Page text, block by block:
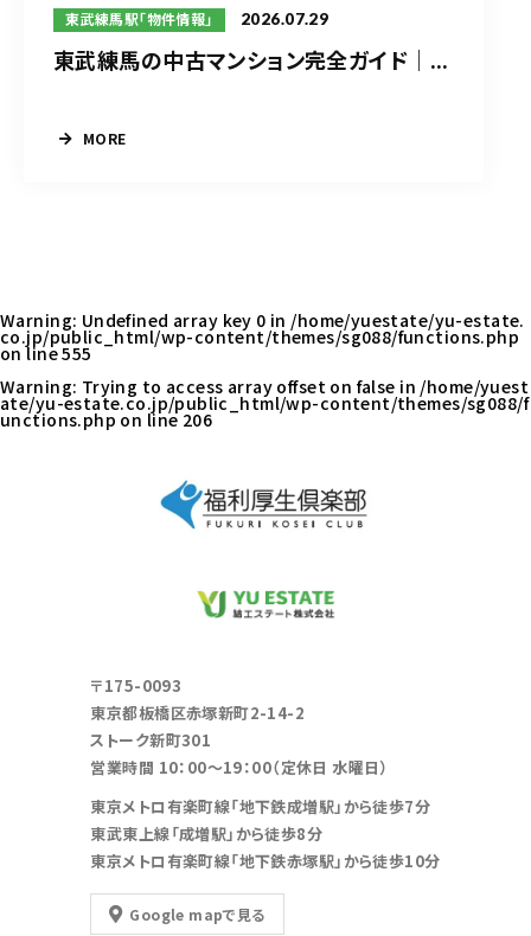
東武練馬駅「物件情報」 2026.07.29
東武練馬の中古マンション完全ガイド｜...
MORE
Warning: Undefined array key 0 in /home/yuestate/yu-estate.
co.jp/public_html/wp-content/themes/sg088/functions.php
on line555
Warning: Trying to access array offset on false in /home/yuest
ate/yu-estate.co.jp/public_html/wp-content/themes/sg088/f
unctions.php on line 206
〒175-0093
東京都板橋区赤塚新町2-14-2
ストーク新町301
営業時間 10：00～19：00（定休日 水曜日）
東京メトロ有楽町線「地下鉄成増駅」から徒歩7分
東武東上線「成増駅」から徒歩8分
東京メトロ有楽町線「地下鉄赤塚駅」から徒歩10分
Google mapで見る